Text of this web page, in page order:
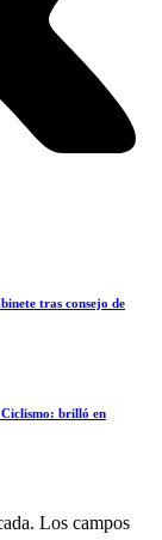
tras consejo de
Ciclismo: brilló en
Los campos